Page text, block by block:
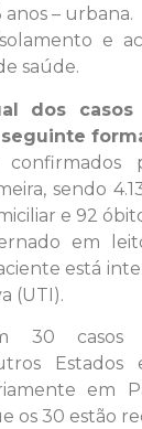
anos – urbana.
e
saúde.
dos
sendo
e 92
em
está
(UTI).
30 casos
Estados
em
os 30 estão